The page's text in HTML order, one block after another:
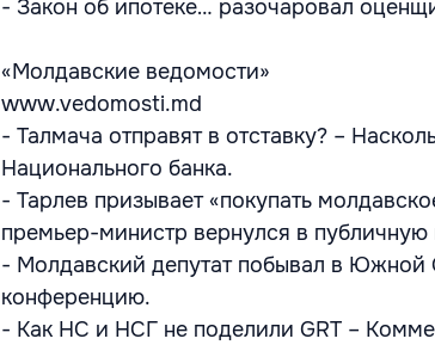
- Закон об ипотеке… разочаровал
«Молдавские ведомости»
www.vedomosti.md
- Талмача отправят в отставку? –
Национального банка.
- Тарлев призывает «покупать
премьер-министр вернулся в публичную
- Молдавский депутат побывал в Южной
конференцию.
- Как НС и НСГ не поделили GRT –